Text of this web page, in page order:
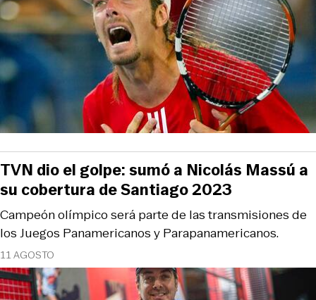
11 AGOSTO
Campeón olímpico será parte de las transmisiones de
los Juegos Panamericanos y Parapanamericanos.
TVN dio el golpe: sumó a Nicolás Massú a
su cobertura de Santiago 2023